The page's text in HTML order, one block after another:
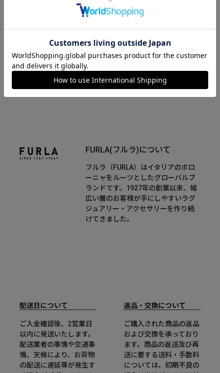
セット内容：箱 保証書 取扱説明書
FURLA(フルラ)について
フルラ（FURLA）はイタリアのボロ
ーニャをルーツとしたグローバルブ
ランドです。1927年の創業以来、幅
広い層のお客様が手にしやすいラグ
ジュアリー・アクセサリーを作り続
けてきました。
配送日について
ご入金確認後、2営業日
以内に発送いたします。
配送業者の事情や交通事
情、天候により、お荷物
の配送に遅延等が発生す
返品・交換について
ご購入された商品の返品
および交換を承っており
ます。商品の返送及び再
送に要する送料・手数料
については、初期不良の